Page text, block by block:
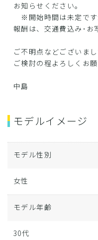
お知らせください。
※開始時間は未定です
報酬は、交通費込み･お
ご不明点などございま
ご検討の程よろしくお
中島
モデルイメージ
モデル性別
女性
モデル年齢
30代